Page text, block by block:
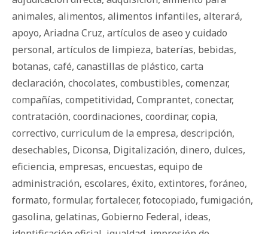
animales, alimentos, alimentos infantiles, alterará,
apoyo, Ariadna Cruz, artículos de aseo y cuidado
personal, artículos de limpieza, baterías, bebidas,
botanas, café, canastillas de plástico, carta
declaración, chocolates, combustibles, comenzar,
compañías, competitividad, Comprantet, conectar,
contratación, coordinaciones, coordinar, copia,
correctivo, curriculum de la empresa, descripción,
desechables, Diconsa, Digitalización, dinero, dulces,
eficiencia, empresas, encuestas, equipo de
administración, escolares, éxito, extintores, foráneo,
formato, formular, fortalecer, fotocopiado, fumigación,
gasolina, gelatinas, Gobierno Federal, ideas,